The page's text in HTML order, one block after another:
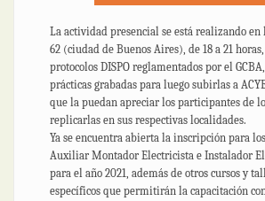
La actividad presencial se está realizando en
62 (ciudad de Buenos Aires), de 18 a 21
protocolos DISPO reglamentados por el
prácticas grabadas para luego subirlas a
que la puedan apreciar los participantes de
replicarlas en sus respectivas localidades.
Ya se encuentra abierta la inscripción para
Auxiliar Montador Electricista e Instalador
para el año 2021, además de otros cursos y
específicos que permitirán la capacitación